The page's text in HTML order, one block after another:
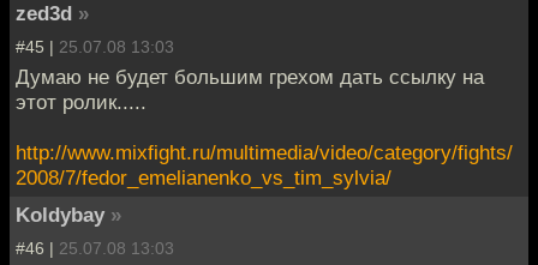
zed3d »
#45 | 25.07.08 13:03
Думаю не будет большим грехом дать ссылку на
этот ролик.....
http://www.mixfight.ru/multimedia/video/category/fights/
2008/7/fedor_emelianenko_vs_tim_sylvia/
Koldybay »
#46 | 25.07.08 13:03